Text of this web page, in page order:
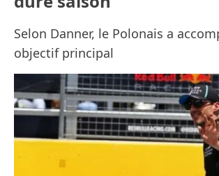
Selon Danner, le Polonais a
objectif principal